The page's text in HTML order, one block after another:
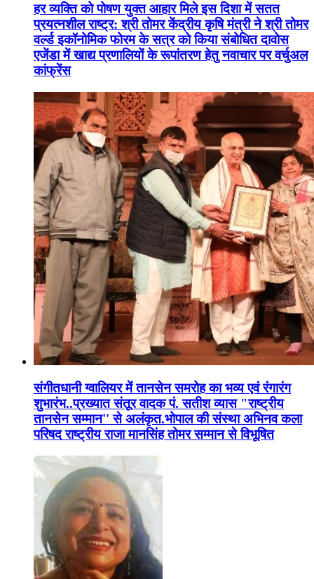
हर व्यक्ति को पोषण युक्त आहार मिले इस दिशा में सतत
प्रयत्नशील राष्ट्र: श्री तोमर केंद्रीय कृषि मंत्री ने श्री तोमर
वर्ल्ड इकॉनोमिक फोरम के सत्र को किया संबोधित दावोस
एजेंडा में खाद्य प्रणालियों के रूपांतरण हेतु नवाचार पर वर्चुअल
कांफ्रेंस
संगीतधानी ग्वालियर में तानसेन समरोह का भव्य एवं रंगारंग
शुभारंभ..प्रख्यात संतूर वादक पं. सतीश व्यास "राष्ट्रीय
तानसेन सम्मान'' से अलंकृत.भोपाल की संस्था अभिनव कला
परिषद राष्ट्रीय राजा मानसिंह तोमर सम्मान से विभूषित